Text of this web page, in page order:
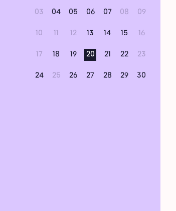
03 04 05 06 07 08 09
10 11 12 13 14 15 16
17 18 19 20 21 22 23
24 25 26 27 28 29 30